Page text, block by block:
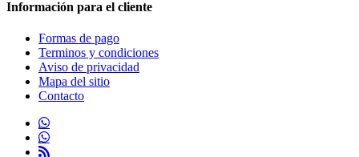
Información para el cliente
Formas de pago
Terminos y condiciones
Aviso de privacidad
Mapa del sitio
Contacto